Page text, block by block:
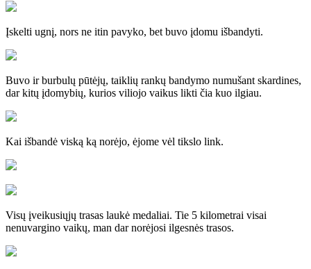
Įskelti ugnį, nors ne itin pavyko, bet buvo įdomu išbandyti.
Buvo ir burbulų pūtėjų, taiklių rankų bandymo numušant skardines,
dar kitų įdomybių, kurios viliojo vaikus likti čia kuo ilgiau.
Kai išbandė viską ką norėjo, ėjome vėl tikslo link.
Visų įveikusiųjų trasas laukė medaliai. Tie 5 kilometrai visai
nenuvargino vaikų, man dar norėjosi ilgesnės trasos.